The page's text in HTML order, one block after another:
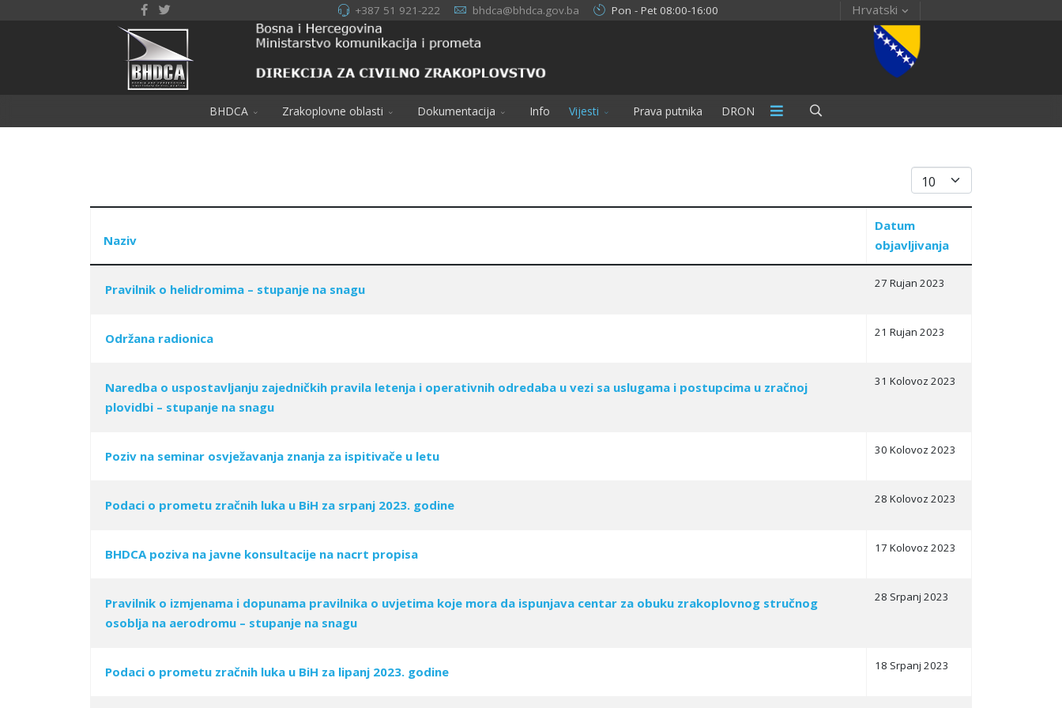
+387 51 921-222 bhdca@bhdca.gov.ba Pon - Pet 08:00-16:00 Hrvatski
BHDCA Zrakoplovne oblasti Dokumentacija Info Vijesti Prava putnika DRON
Prikaz #
Naziv
Datum
objavljivanja
Pravilnik o helidromima – stupanje na snagu 27 Rujan 2023
Održana radionica 21 Rujan 2023
Naredba o uspostavlјanju zajedničkih pravila letenja i operativnih odredaba u vezi sa uslugama i postupcima u zračnoj
plovidbi – stupanje na snagu
31 Kolovoz 2023
Poziv na seminar osvježavanja znanja za ispitivače u letu 30 Kolovoz 2023
Podaci o prometu zračnih luka u BiH za srpanj 2023. godine 28 Kolovoz 2023
BHDCA poziva na javne konsultacije na nacrt propisa 17 Kolovoz 2023
Pravilnik o izmjenama i dopunama pravilnika o uvjetima koje mora da ispunjava centar za obuku zrakoplovnog stručnog
osoblјa na aerodromu – stupanje na snagu
28 Srpanj 2023
Podaci o prometu zračnih luka u BiH za lipanj 2023. godine 18 Srpanj 2023